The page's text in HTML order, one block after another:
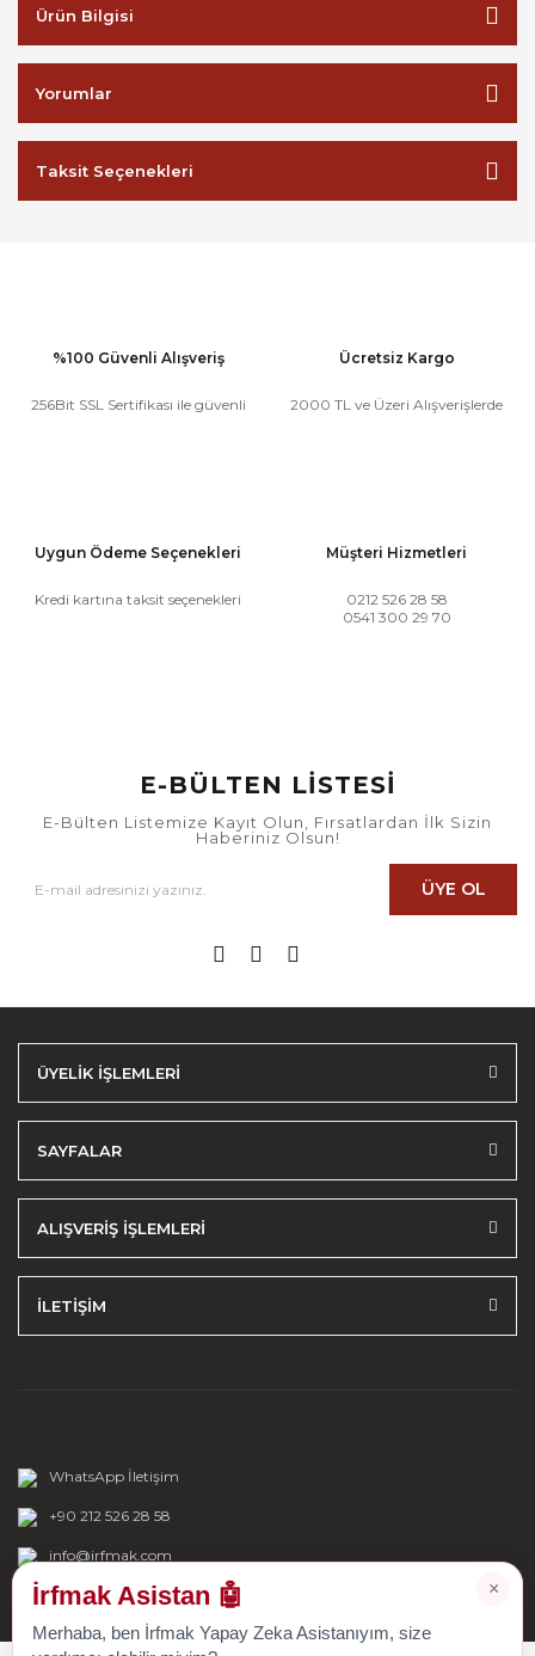
Ürün Bilgisi
Yorumlar
Taksit Seçenekleri
%100 Güvenli Alışveriş
256Bit SSL Sertifikası ile güvenli
Ücretsiz Kargo
2000 TL ve Üzeri Alışverişlerde
Uygun Ödeme Seçenekleri
Kredi kartına taksit seçenekleri
Müşteri Hizmetleri
0212 526 28 58
0541 300 29 70
E-BÜLTEN LİSTESİ
E-Bülten Listemize Kayıt Olun, Fırsatlardan İlk Sizin
Haberiniz Olsun!
ÜYE OL
ÜYELİK İŞLEMLERİ
SAYFALAR
ALIŞVERİŞ İŞLEMLERİ
İLETİŞİM
WhatsApp İletişim
+90 212 526 28 58
info@irfmak.com
×
İrfmak Asistan 🤖
Merhaba, ben İrfmak Yapay Zeka Asistanıyım, size